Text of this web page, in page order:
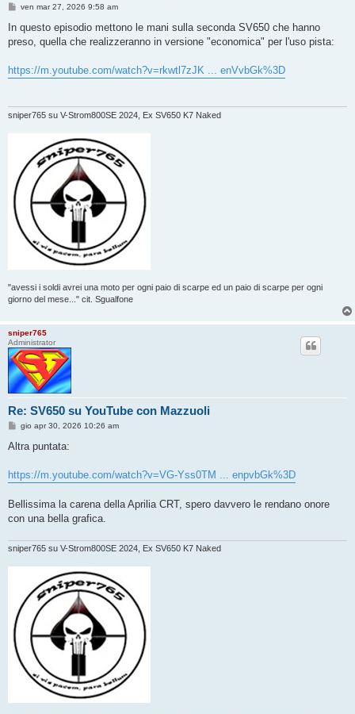
M
s
a
i
ven mar 27, 2026 9:58 am
In questo episodio mettono le mani sulla seconda SV650 che hanno
preso, quella che realizzeranno in versione "economica" per l'uso pista:
https://m.youtube.com/watch?v=rkwtl7zJK ... enVvbGk%3D
sniper765 su V-Strom800SE 2024, Ex SV650 K7 Naked
"avessi i soldi avrei una moto per ogni paio di scarpe ed un paio di scarpe per ogni
giorno del mese..." cit. Sgualfone
sniper765
Administrator
Re: SV650 su YouTube con Mazzuoli
M
s
g
g
o
gio apr 30, 2026 10:26 am
Altra puntata:
https://m.youtube.com/watch?v=VG-Yss0TM ... enpvbGk%3D
Bellissima la carena della Aprilia CRT, spero davvero le rendano onore
con una bella grafica.
sniper765 su V-Strom800SE 2024, Ex SV650 K7 Naked